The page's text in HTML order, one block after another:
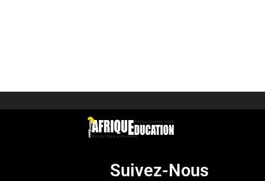
Suivez-Nous